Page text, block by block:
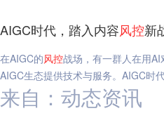
AIGC时代，踏入内容风控新
在AIGC的风控战场，有一群人在用
AIGC生态提供技术与服务。AIGC时
来自：动态资讯